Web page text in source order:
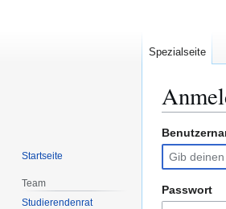
Zur
Navigation
springen
Zur
Suche
springen
Passwort
Spezialseite
Startseite
Team
Studierendenrat